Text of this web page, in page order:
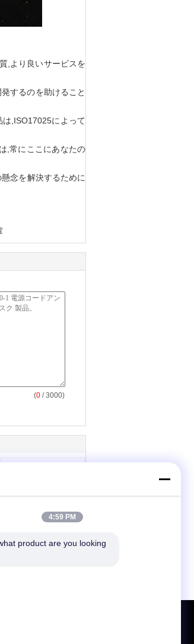
,より良いサービスを
するのを助けること
,ISO17025によって
,常にここにあなたの
念を解決するために
(0 / 3000)
ー 試験装置 耐久性試験
と断裂能力試験用電源
4:59 PM
product are you looking